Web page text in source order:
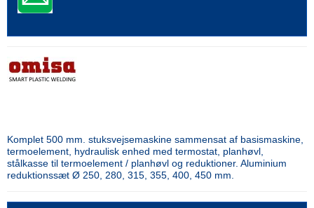
Komplet 500 mm. stuksvejsemaskine sammensat af basismaskine,
termoelement, hydraulisk enhed med termostat, planhøvl,
stålkasse til termoelement / planhøvl og reduktioner. Aluminium
reduktionssæt Ø 250, 280, 315, 355, 400, 450 mm.